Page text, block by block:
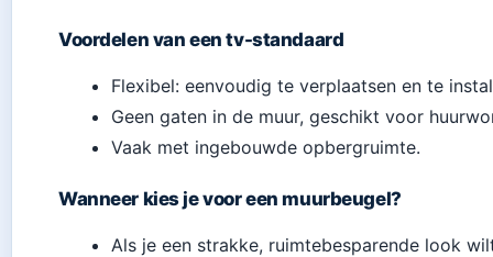
Voordelen van een tv-standaard
Flexibel: eenvoudig te verplaatsen en te
Geen gaten in de muur, geschikt voor
Vaak met ingebouwde opbergruimte.
Wanneer kies je voor een muurbeugel?
Als je een strakke, ruimtebesparende look